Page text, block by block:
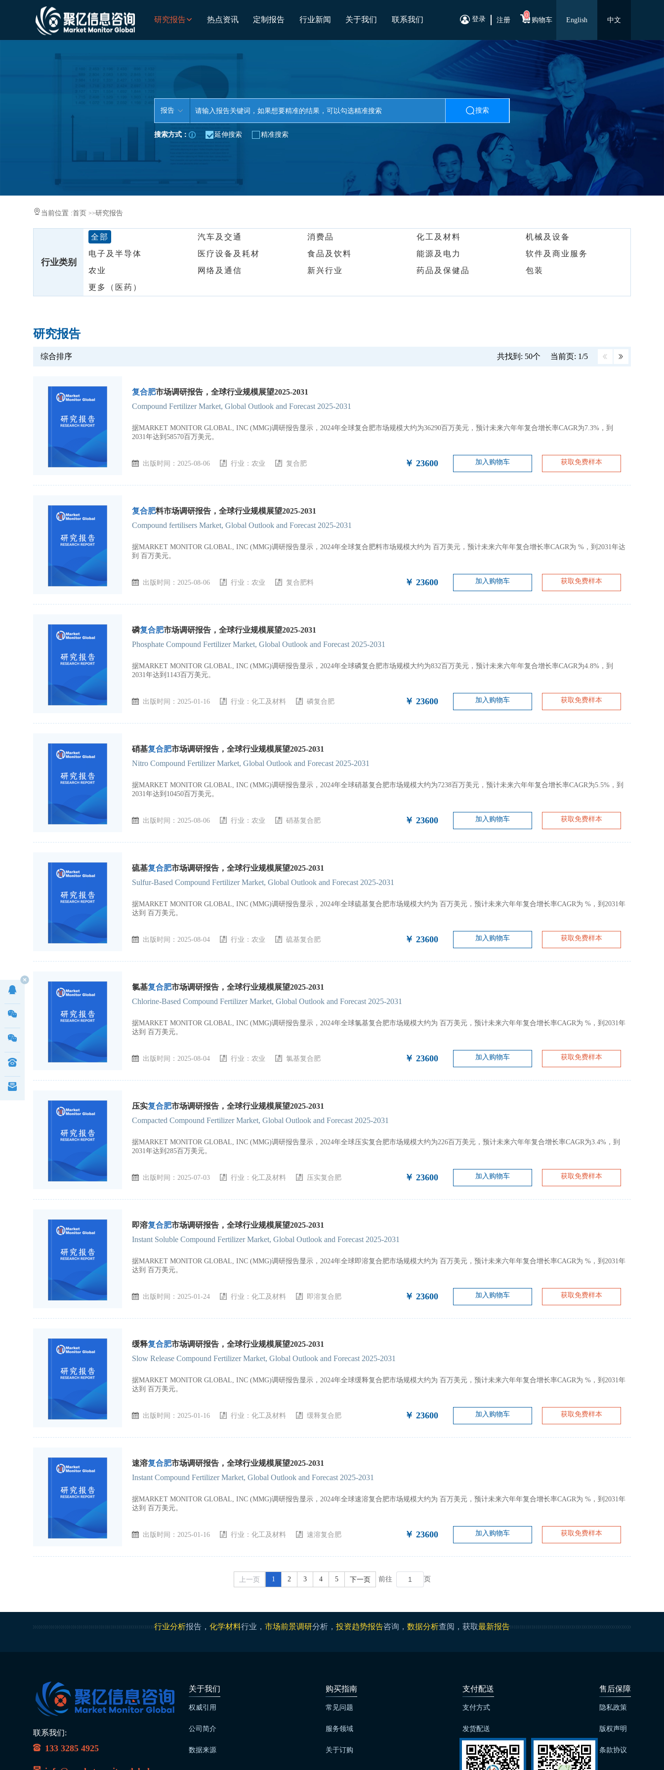
研究报告 热点资讯 定制报告 行业新闻 关于我们 联系我们 登录 注册
0
购物车 English 中文
报告 搜索
搜索方式： 延伸搜索 精准搜索
当前位置 :首页>>研究报告
行业类别
全部 汽车及交通 消费品 化工及材料
机械及设备
电子及半导体
医疗设备及耗材 食品及饮料 能源及电力
软件及商业服务
农业
网络及通信 新兴行业 药品及保健品
包装
更多（医药）
研究报告
综合排序 共找到: 50个 当前页: 1/5
复合肥市场调研报告，全球行业规模展望2025-2031
Compound Fertilizer Market, Global Outlook and Forecast 2025-2031
据MARKET MONITOR GLOBAL, INC (MMG)调研报告显示，2024年全球复合肥市场规模大约为36290百万美元，预计未来六年年复合增长率CAGR为7.3%，到
2031年达到58570百万美元。
出版时间：2025-08-06 行业： 农业 复合肥 ￥ 23600 加入购物车 获取免费样本
复合肥料市场调研报告，全球行业规模展望2025-2031
Compound fertilisers Market, Global Outlook and Forecast 2025-2031
据MARKET MONITOR GLOBAL, INC (MMG)调研报告显示，2024年全球复合肥料市场规模大约为 百万美元，预计未来六年年复合增长率CAGR为 %，到2031年达
到 百万美元。
出版时间：2025-08-06 行业： 农业 复合肥料 ￥ 23600 加入购物车 获取免费样本
磷复合肥市场调研报告，全球行业规模展望2025-2031
Phosphate Compound Fertilizer Market, Global Outlook and Forecast 2025-2031
据MARKET MONITOR GLOBAL, INC (MMG)调研报告显示，2024年全球磷复合肥市场规模大约为832百万美元，预计未来六年年复合增长率CAGR为4.8%，到
2031年达到1143百万美元。
出版时间：2025-01-16 行业：化工及材料 磷复合肥 ￥ 23600 加入购物车 获取免费样本
硝基复合肥市场调研报告，全球行业规模展望2025-2031
Nitro Compound Fertilizer Market, Global Outlook and Forecast 2025-2031
据MARKET MONITOR GLOBAL, INC (MMG)调研报告显示，2024年全球硝基复合肥市场规模大约为7238百万美元，预计未来六年年复合增长率CAGR为5.5%，到
2031年达到10450百万美元。
出版时间：2025-08-06 行业： 农业 硝基复合肥 ￥ 23600 加入购物车 获取免费样本
硫基复合肥市场调研报告，全球行业规模展望2025-2031
Sulfur-Based Compound Fertilizer Market, Global Outlook and Forecast 2025-2031
据MARKET MONITOR GLOBAL, INC (MMG)调研报告显示，2024年全球硫基复合肥市场规模大约为 百万美元，预计未来六年年复合增长率CAGR为 %，到2031年
达到 百万美元。
出版时间：2025-08-04 行业： 农业 硫基复合肥 ￥ 23600 加入购物车 获取免费样本
氯基复合肥市场调研报告，全球行业规模展望2025-2031
Chlorine-Based Compound Fertilizer Market, Global Outlook and Forecast 2025-2031
据MARKET MONITOR GLOBAL, INC (MMG)调研报告显示，2024年全球氯基复合肥市场规模大约为 百万美元，预计未来六年年复合增长率CAGR为 %，到2031年
达到 百万美元。
出版时间：2025-08-04 行业： 农业 氯基复合肥 ￥ 23600 加入购物车 获取免费样本
压实复合肥市场调研报告，全球行业规模展望2025-2031
Compacted Compound Fertilizer Market, Global Outlook and Forecast 2025-2031
据MARKET MONITOR GLOBAL, INC (MMG)调研报告显示，2024年全球压实复合肥市场规模大约为226百万美元，预计未来六年年复合增长率CAGR为3.4%，到
2031年达到285百万美元。
出版时间：2025-07-03 行业：化工及材料 压实复合肥 ￥ 23600 加入购物车 获取免费样本
即溶复合肥市场调研报告，全球行业规模展望2025-2031
Instant Soluble Compound Fertilizer Market, Global Outlook and Forecast 2025-2031
据MARKET MONITOR GLOBAL, INC (MMG)调研报告显示，2024年全球即溶复合肥市场规模大约为 百万美元，预计未来六年年复合增长率CAGR为 %，到2031年
达到 百万美元。
出版时间：2025-01-24 行业：化工及材料 即溶复合肥 ￥ 23600 加入购物车 获取免费样本
缓释复合肥市场调研报告，全球行业规模展望2025-2031
Slow Release Compound Fertilizer Market, Global Outlook and Forecast 2025-2031
据MARKET MONITOR GLOBAL, INC (MMG)调研报告显示，2024年全球缓释复合肥市场规模大约为 百万美元，预计未来六年年复合增长率CAGR为 %，到2031年
达到 百万美元。
出版时间：2025-01-16 行业：化工及材料 缓释复合肥 ￥ 23600 加入购物车 获取免费样本
速溶复合肥市场调研报告，全球行业规模展望2025-2031
Instant Compound Fertilizer Market, Global Outlook and Forecast 2025-2031
据MARKET MONITOR GLOBAL, INC (MMG)调研报告显示，2024年全球速溶复合肥市场规模大约为 百万美元，预计未来六年年复合增长率CAGR为 %，到2031年
达到 百万美元。
出版时间：2025-01-16 行业：化工及材料 速溶复合肥 ￥ 23600 加入购物车 获取免费样本
上一页 1 2 3 4 5 下一页 前往 页
行业分析报告， 化学材料行业， 市场前景调研分析， 投资趋势报告咨询， 数据分析查阅，获取最新报告
联系我们:
133 3285 4925
关于我们
权威引用
公司简介
数据来源
购买指南
常见问题
服务领域
关于订购
支付配送
支付方式
发货配送
发票问题
售后保障
隐私政策
版权声明
条款协议